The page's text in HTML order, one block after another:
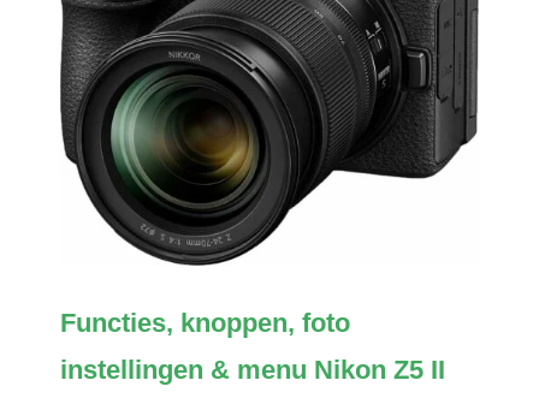
Functies, knoppen, foto
instellingen & menu Nikon Z5 II